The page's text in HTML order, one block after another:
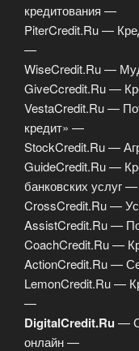
кредитования —
PiterCredit.Ru —
—
WiseCredit.Ru —
GiveCcredit.Ru —
VestaCredit.Ru —
кредит» —
StockCredit.Ru —
GuideCredit.Ru —
банковских услуг —
CrossCredit.Ru —
AssistCredit.Ru —
CoachCredit.Ru —
ActionCredit.Ru —
LemonCredit.Ru —
—
DigitalCredit.Ru —
онлайн —